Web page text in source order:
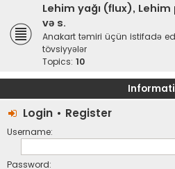
Lehim yağı (flux),
və s.
Anakart təmiri üçün istifadə
tövsiyyələr
Topics: 10
Login • Register
Username:
Password: